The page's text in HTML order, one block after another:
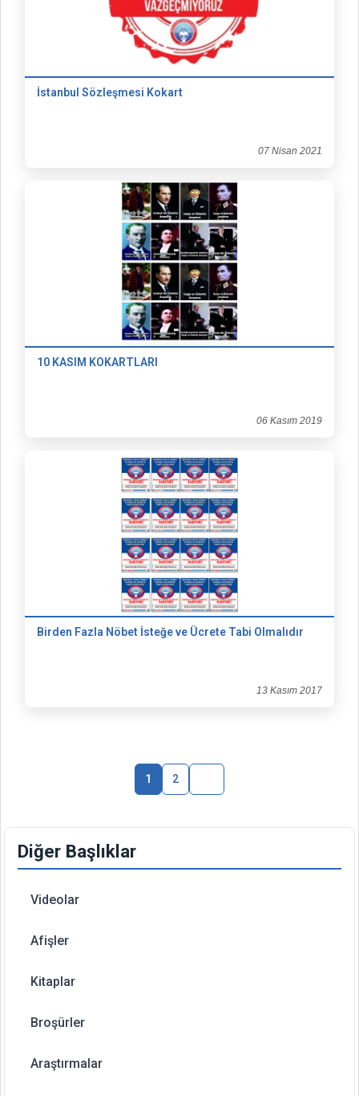
Diğer Başlıklar
Videolar
Afişler
Kitaplar
Broşürler
Araştırmalar
İstanbul Sözleşmesi Kokart
07 Nisan 2021
10 KASIM KOKARTLARI
06 Kasım 2019
Birden Fazla Nöbet İsteğe ve Ücrete Tabi Olmalıdır
13 Kasım 2017
1 2